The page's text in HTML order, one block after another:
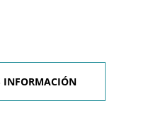
INFORMACIÓN